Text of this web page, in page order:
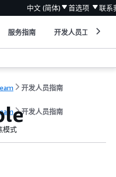
中文 (简体) 首选项 联系
服务指南 开发人员工具
开发人员指南
开发人员指南
模式